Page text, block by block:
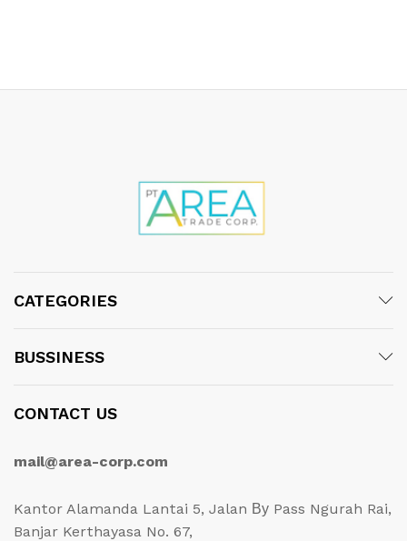
CATEGORIES
BUSSINESS
CONTACT US
mail@area-corp.com
Kantor Alamanda Lantai 5, Jalan Ву Pass Ngurah Rai,
Banjar Kerthayasa No. 67,